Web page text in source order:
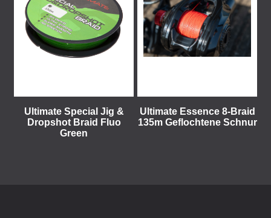
Ultimate Special Jig &
Dropshot Braid Fluo
Green
Ultimate Essence 8-Braid
135m Geflochtene Schnur